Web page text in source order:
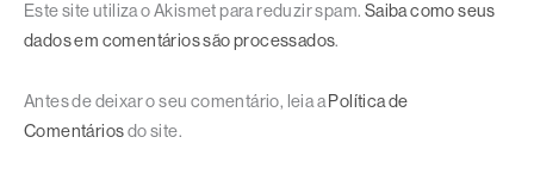
Este site utiliza o Akismet para reduzir spam. Saiba como seus
dados em comentários são processados.
Antes de deixar o seu comentário, leia a Política de
Comentáriosdo site.